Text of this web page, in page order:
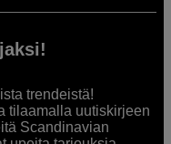
trendeistä!
tilaamalla uutiskirjeen
Scandinavian